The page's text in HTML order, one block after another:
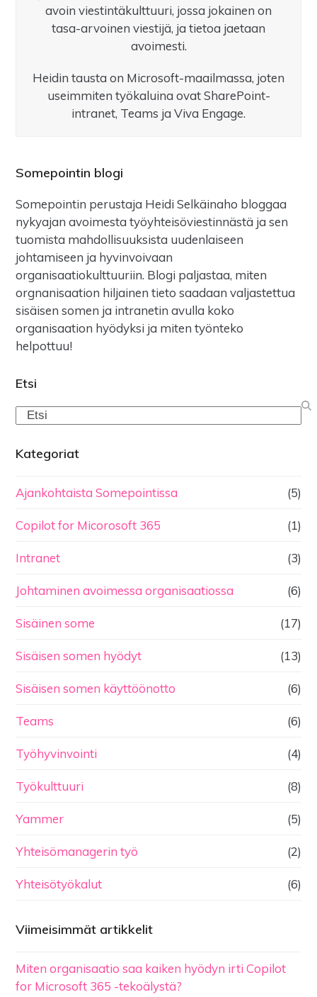
avoin viestintäkulttuuri, jossa jokainen on
tasa-arvoinen viestijä, ja tietoa jaetaan
avoimesti.
Heidin tausta on Microsoft-maailmassa, joten
useimmiten työkaluina ovat SharePoint-
intranet, Teams ja Viva Engage.
Somepointin blogi
Somepointin perustaja Heidi Selkäinaho bloggaa
nykyajan avoimesta työyhteisöviestinnästä ja sen
tuomista mahdollisuuksista uudenlaiseen
johtamiseen ja hyvinvoivaan
organisaatiokulttuuriin. Blogi paljastaa, miten
orgnanisaation hiljainen tieto saadaan valjastettua
sisäisen somen ja intranetin avulla koko
organisaation hyödyksi ja miten työnteko
helpottuu!
Etsi
Search
Kategoriat
Ajankohtaista Somepointissa (5)
Copilot for Micorosoft 365 (1)
Intranet (3)
Johtaminen avoimessa organisaatiossa (6)
Sisäinen some (17)
Sisäisen somen hyödyt (13)
Sisäisen somen käyttöönotto (6)
Teams (6)
Työhyvinvointi (4)
Työkulttuuri (8)
Yammer (5)
Yhteisömanagerin työ (2)
Yhteisötyökalut (6)
Viimeisimmät artikkelit
Miten organisaatio saa kaiken hyödyn irti Copilot
for Microsoft 365 -tekoälystä?